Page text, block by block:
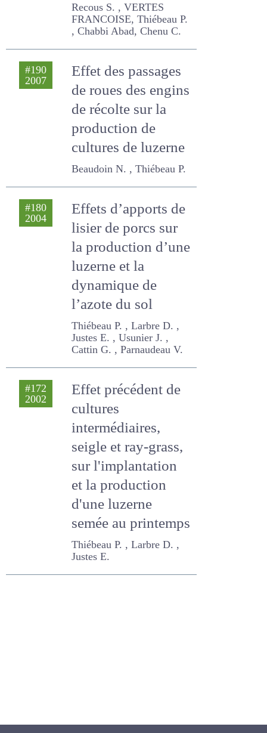
Recous S. , VERTES
FRANCOISE, Thiébeau P. ,
Chabbi Abad, Chenu C.
#190
Effet des passages
de roues des
engins de récolte
sur la production
de cultures de
luzerne
Beaudoin N. , Thiébeau P.
Effets d’apports de
lisier de porcs sur
la production d’une
luzerne et la
dynamique de
l’azote du sol
G. , Parnaudeau V.
Effet précédent de
cultures
intermédiaires,
seigle et ray-grass,
sur l'implantation
et la production
d'une luzerne
semée au
printemps